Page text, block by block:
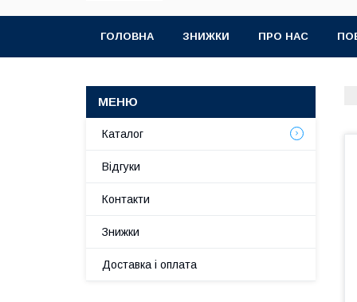
ГОЛОВНА ЗНИЖКИ ПРО НАС
Каталог
Відгуки
Контакти
Знижки
Доставка і оплата